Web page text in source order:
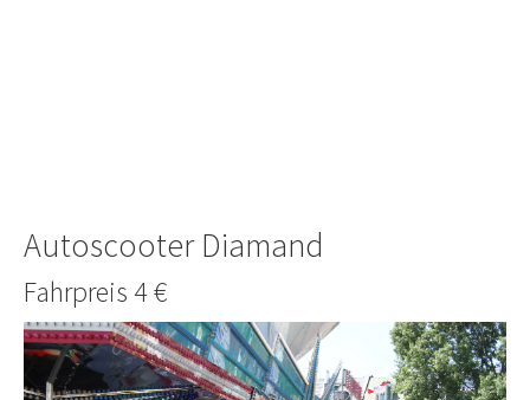
Autoscooter Diamand
Fahrpreis 4 €